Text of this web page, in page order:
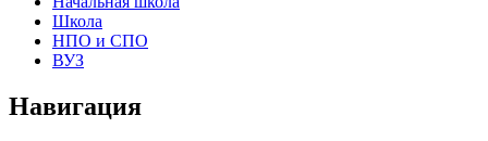
Школа
НПО и СПО
ВУЗ
Навигация